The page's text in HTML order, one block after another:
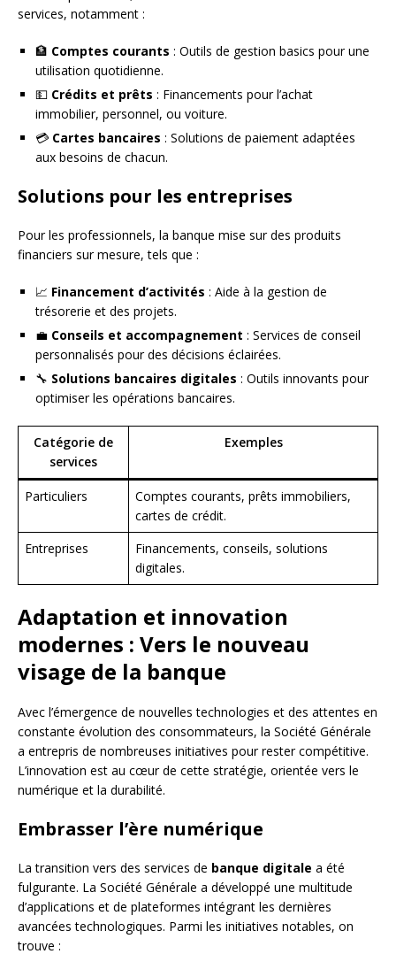
services, notamment :
🏦 Comptes courants : Outils de gestion basics pour une
utilisation quotidienne.
💵 Crédits et prêts : Financements pour l’achat
immobilier, personnel, ou voiture.
💳 Cartes bancaires : Solutions de paiement adaptées
aux besoins de chacun.
Solutions pour les entreprises
Pour les professionnels, la banque mise sur des produits
financiers sur mesure, tels que :
📈 Financement d’activités : Aide à la gestion de
trésorerie et des projets.
💼 Conseils et accompagnement : Services de conseil
personnalisés pour des décisions éclairées.
🔧 Solutions bancaires digitales : Outils innovants pour
optimiser les opérations bancaires.
Catégorie de
services
Exemples
Particuliers
Comptes courants, prêts immobiliers,
cartes de crédit.
Entreprises
Financements, conseils, solutions
digitales.
Adaptation et innovation
modernes : Vers le nouveau
visage de la banque
Avec l’émergence de nouvelles technologies et des attentes en
constante évolution des consommateurs, la Société Générale
a entrepris de nombreuses initiatives pour rester compétitive.
L’innovation est au cœur de cette stratégie, orientée vers le
numérique et la durabilité.
Embrasser l’ère numérique
La transition vers des services de banque digitale a été
fulgurante. La Société Générale a développé une multitude
d’applications et de plateformes intégrant les dernières
avancées technologiques. Parmi les initiatives notables, on
trouve :